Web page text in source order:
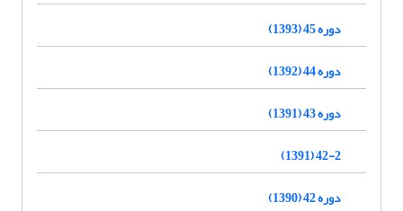
دوره 45 (1393)
دوره 44 (1392)
دوره 43 (1391)
42-2 (1391)
دوره 42 (1390)